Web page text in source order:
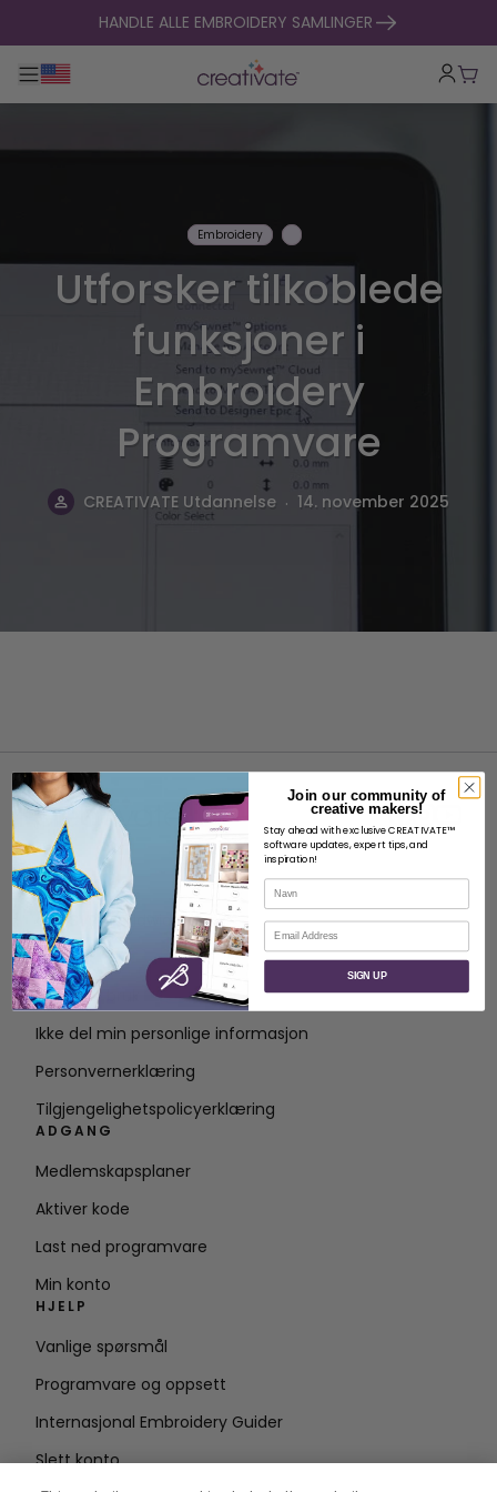
hopp til innholdHANDLE ALLE EMBROIDERY SAMLINGER
Veksle hovednavigasjon
Embroidery
Utforsker tilkoblede
funksjoner i
Embroidery
Programvare
CREATIVATE Utdannelse . 14. november 2025
OM
Om SVP Worldwide
Kontakt
Vilkår for bruk
Ikke del min personlige informasjon
Personvernerklæring
Tilgjengelighetspolicyerklæring
ADGANG
Medlemskapsplaner
Aktiver kode
Last ned programvare
Min konto
HJELP
Vanlige spørsmål
Programvare og oppsett
Internasjonal Embroidery Guider
Slett konto
Join our community of
creative makers!
Stay ahead with exclusive CREATIVATE™
software updates, expert tips, and
inspiration!
Navn
E-post
SIGN UP